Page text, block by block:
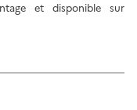
et disponible sur